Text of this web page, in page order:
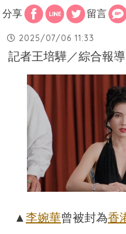
分享 留言
2025/07/06 11:33
記者王培驊／綜合報導
▲李婉華曾被封為香